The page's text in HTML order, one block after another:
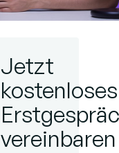
Jetzt
kostenloses
vereinbaren